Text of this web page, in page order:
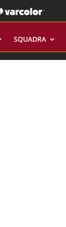
SQUADRA